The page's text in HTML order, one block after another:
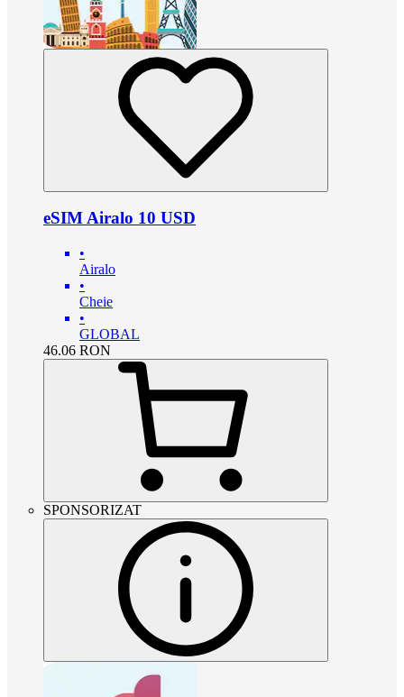
eSIM Airalo 10 USD
•
Airalo
•
Cheie
•
GLOBAL
46.06 RON
SPONSORIZAT